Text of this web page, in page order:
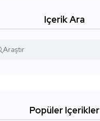
Içerik Ara
Popüler Içerikler